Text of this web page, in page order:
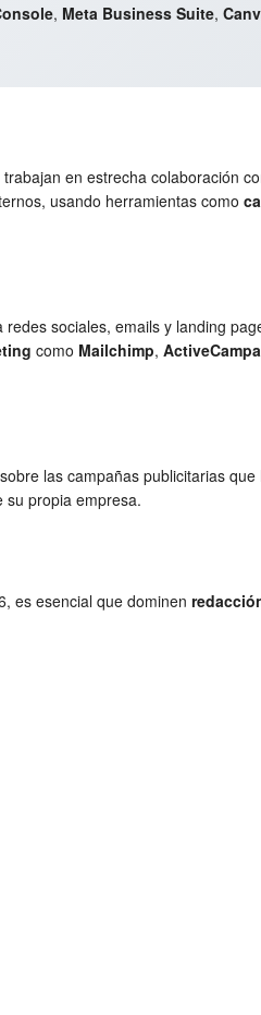
, Meta Business Suite,
en estrecha colaboración
usando herramientas como
sociales, emails y landing
como Mailchimp,
las campañas publicitarias
su propia empresa.
es esencial que dominen